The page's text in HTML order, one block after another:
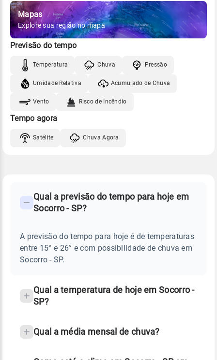
Mapas
Explore sua região no mapa
Previsão do tempo
Temperatura Chuva Pressão
Umidade Relativa Acumulado de Chuva
Vento Risco de Incêndio
Tempo agora
Satélite Chuva Agora
TEMPO
SOCORRO
Perguntas
sobre
chuva
Qual a previsão do tempo para hoje em
Socorro - SP?
A previsão do tempo para hoje é de temperaturas
entre 15° e 26° e com possibilidade de chuva em
Socorro - SP.
Qual a temperatura de hoje em Socorro -
SP?
Qual a média mensal de chuva?